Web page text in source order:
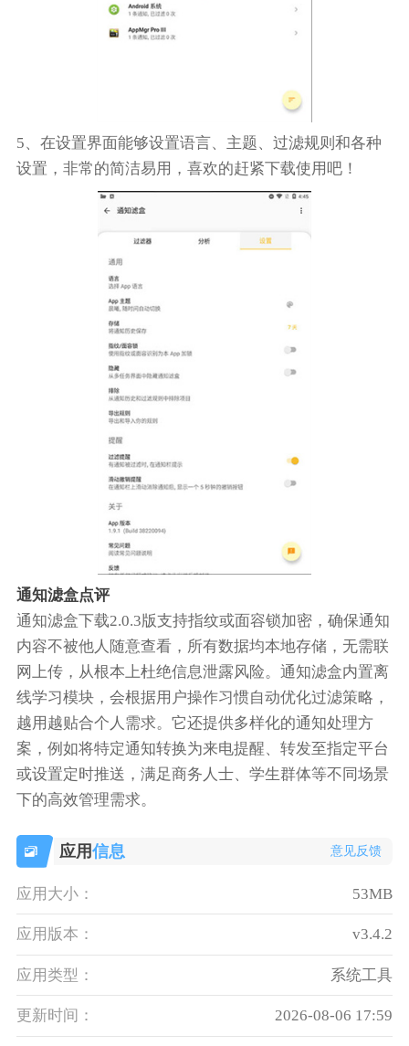
5、在设置界面能够设置语言、主题、过滤规则和各种
设置，非常的简洁易用，喜欢的赶紧下载使用吧！
通知滤盒点评
通知滤盒下载2.0.3版支持指纹或面容锁加密，确保通知
内容不被他人随意查看，所有数据均本地存储，无需联
网上传，从根本上杜绝信息泄露风险。通知滤盒内置离
线学习模块，会根据用户操作习惯自动优化过滤策略，
越用越贴合个人需求。它还提供多样化的通知处理方
案，例如将特定通知转换为来电提醒、转发至指定平台
或设置定时推送，满足商务人士、学生群体等不同场景
下的高效管理需求。
应用信息 意见反馈
应用大小： 53MB
应用版本： v3.4.2
应用类型： 系统工具
更新时间： 2026-08-06 17:59